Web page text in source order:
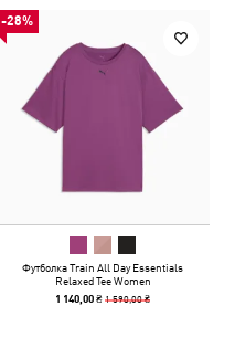
-28%
Футболка Train All Day Essentials
Relaxed Tee Women
1 140,00 ₴1 590,00 ₴